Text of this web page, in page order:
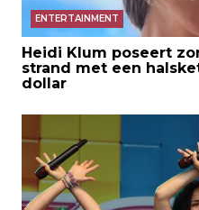
ENTERTAINMENT
Heidi Klum poseert
strand met een
dollar